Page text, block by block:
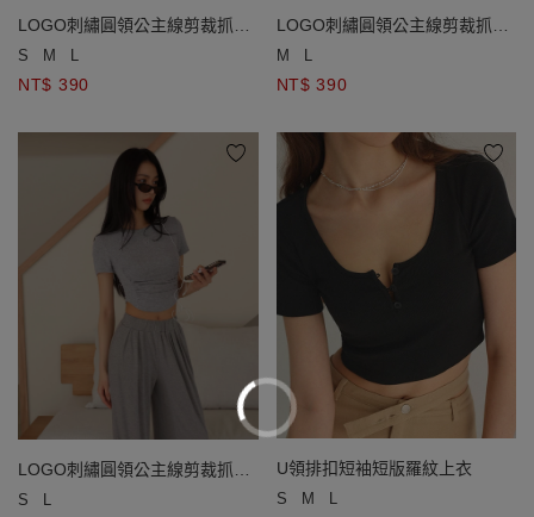
LOGO刺繡圓領公主線剪裁抓皺
短袖短版TEE
S M L
NT$ 390
LOGO刺繡圓領公主線剪裁抓皺
短袖短版TEE
M L
NT$ 390
LOGO刺繡圓領公主線剪裁抓皺
短袖短版TEE
S L
U領排扣短袖短版羅紋上衣
S M L